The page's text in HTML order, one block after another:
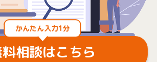
かんたん入力1分
相談はこちら※数字は2025年4月時点のもの